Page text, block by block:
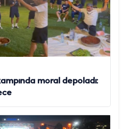
moral depoladı: